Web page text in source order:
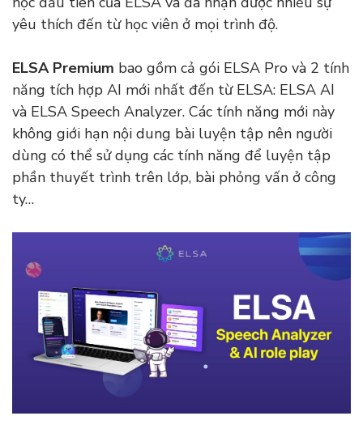
yêu thích đến từ học viên ở mọi trình độ.
ELSA Premium bao gồm cả gói ELSA Pro và 2 tính
năng tích hợp AI mới nhất đến từ ELSA: ELSA AI
và ELSA Speech Analyzer. Các tính năng mới này
không giới hạn nội dung bài luyện tập nên người
dùng có thể sử dụng các tính năng để luyện tập
phần thuyết trình trên lớp, bài phỏng vấn ở công
ty…